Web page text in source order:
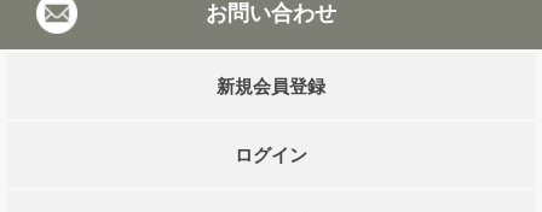
お問い合わせ
新規会員登録
ログイン